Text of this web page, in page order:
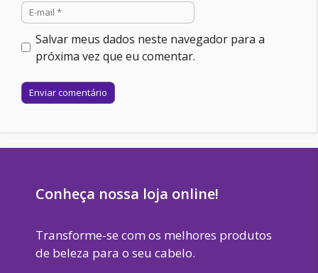
E-
mail
Salvar meus dados neste navegador para a
próxima vez que eu comentar.
Site
Conheça nossa loja online!
Transforme-se com os melhores produtos
de beleza para o seu cabelo.